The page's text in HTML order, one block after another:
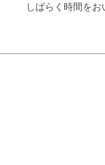
しばらく時間を